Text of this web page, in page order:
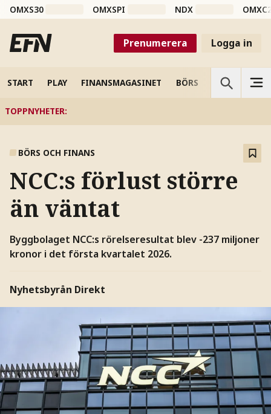
OMXS30 OMXSPI NDX
Prenumerera Logga in
START PLAY FINANSMAGASINET BÖRS VETENSKAP
TOPPNYHETER:
BÖRS OCH FINANS
NCC:s förlust större
än väntat
Byggbolaget NCC:s rörelseresultat blev -237 miljoner
kronor i det första kvartalet 2026.
Nyhetsbyrån Direkt